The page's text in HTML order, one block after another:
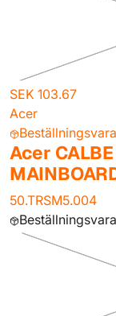
SEK 103.67
Acer
Beställningsvara
Acer CALBE
50.TRSM5.004
Beställningsvara